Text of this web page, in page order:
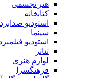
هنر تجسمی
کتابخانه
استودیو
سینما
استودیو
تئاتر
لوازم هنری
فرهنگسرا